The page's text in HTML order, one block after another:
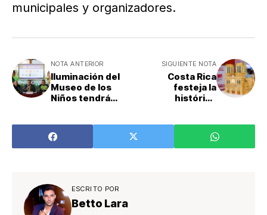
municipales y organizadores.
NOTA ANTERIOR
Iluminación del
Museo de los
Niños tendrá
seguridad
SIGUIENTE NOTA
Costa Rica
festeja la
histórica
Dame de París
ESCRITO POR
Betto Lara